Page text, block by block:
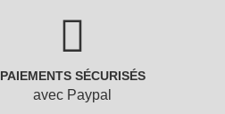
PAIEMENTS SÉCURISÉS
avec Paypal